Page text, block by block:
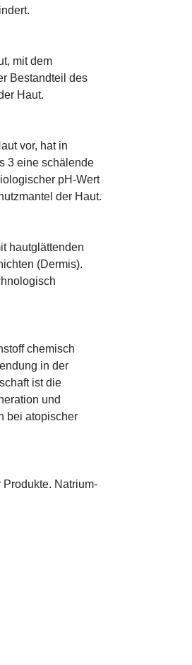
mit dem
Bestandteil des
Haut.
vor, hat in
3 eine schälende
pH-Wert
der Haut.
hautglättenden
(Dermis).
chemisch
in der
ist die
und
bei atopischer
Natrium-